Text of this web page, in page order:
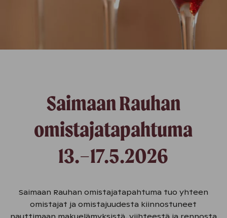
Saimaan Rauhan
omistajatapahtuma
13.–17.5.2026
Saimaan Rauhan omistajatapahtuma tuo yhteen
omistajat ja omistajuudesta kiinnostuneet